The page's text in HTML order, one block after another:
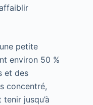
petite
environ 50 %
et des
concentré,
jusqu’à